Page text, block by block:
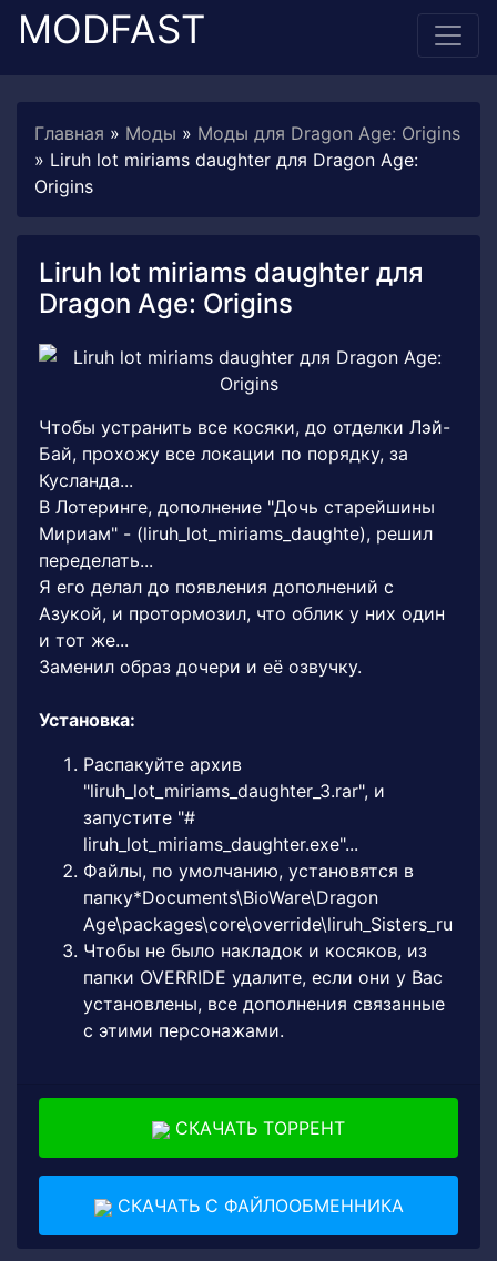
MODFAST
Главная » Моды » Моды для Dragon Age: Origins
» Liruh lot miriams daughter для Dragon Age:
Origins
Liruh lot miriams daughter для
Dragon Age: Origins
Чтобы устранить все косяки, до отделки Лэй-
Бай, прохожу все локации по порядку, за
Кусланда...
В Лотеринге, дополнение "Дочь старейшины
Мириам" - (liruh_lot_miriams_daughte), решил
переделать...
Я его делал до появления дополнений с
Азукой, и протормозил, что облик у них один
и тот же...
Заменил образ дочери и её озвучку.
Установка:
Распакуйте архив
"liruh_lot_miriams_daughter_3.rar", и
запустите "#
liruh_lot_miriams_daughter.exe"...
Файлы, по умолчанию, установятся в
папку*Documents\BioWare\Dragon
Age\packages\core\override\liruh_Sisters_ru
Чтобы не было накладок и косяков, из
папки OVERRIDE удалите, если они у Вас
установлены, все дополнения связанные
с этими персонажами.
СКАЧАТЬ ТОРРЕНТ
СКАЧАТЬ С ФАЙЛООБМЕННИКА